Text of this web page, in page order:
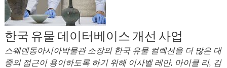
한국 유물 데이터베이스 개선 사업
스웨덴동아시아박물관 소장의 한국 유물 컬렉션을 더 많은 대
중의 접근이 용이하도록 하기 위해 이사벨 레만, 마이클 리, 김